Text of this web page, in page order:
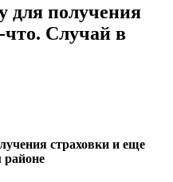
для получения
что. Случай в